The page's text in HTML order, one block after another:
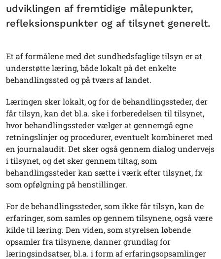
udviklingen af fremtidige målepunkter,
refleksionspunkter og af tilsynet generelt.
Et af formålene med det sundhedsfaglige tilsyn er at
understøtte læring, både lokalt på det enkelte
behandlingssted og på tværs af landet.
Læringen sker lokalt, og for de behandlingssteder, der
får tilsyn, kan det bl.a. ske i forberedelsen til tilsynet,
hvor behandlingssteder vælger at gennemgå egne
retningslinjer og procedurer, eventuelt kombineret med
en journalaudit. Det sker også gennem dialog undervejs
i tilsynet, og det sker gennem tiltag, som
behandlingssteder kan sætte i værk efter tilsynet, fx
som opfølgning på henstillinger.
For de behandlingssteder, som ikke får tilsyn, kan de
erfaringer, som samles op gennem tilsynene, også være
kilde til læring. Den viden, som styrelsen løbende
opsamler fra tilsynene, danner grundlag for
læringsindsatser, bl.a. i form af erfaringsopsamlinger